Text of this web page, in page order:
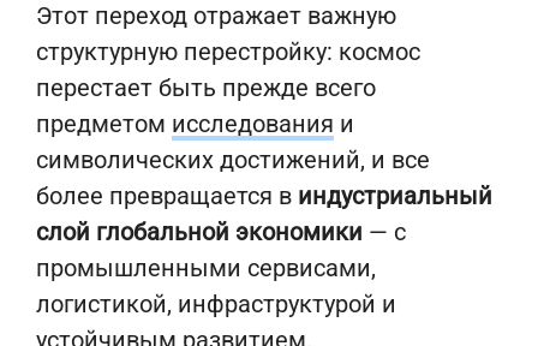
Этот переход отражает важную
структурную перестройку: космос
перестает быть прежде всего
предметом исследования и
символических достижений, и все
более превращается в индустриальный
слой глобальной экономики — с
промышленными сервисами,
логистикой, инфраструктурой и
устойчивым развитием.